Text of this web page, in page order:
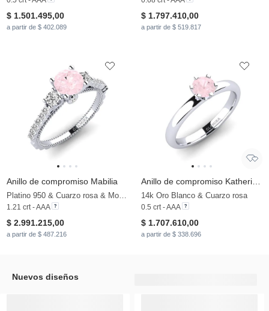
$ 1.501.495,00
a partir de $ 402.089
$ 1.797.410,00
a partir de $ 519.817
Anillo de compromiso Mabilia
1.21 crt - AAA
$ 2.991.215,00
a partir de $ 487.216
14k Oro Blanco & Cuarzo rosa
0.5 crt - AAA
$ 1.707.610,00
a partir de $ 338.696
Nuevos diseños